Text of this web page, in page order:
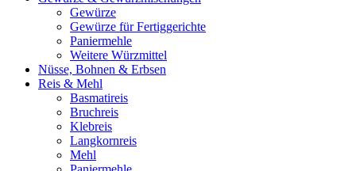
Gewürze
Gewürze für Fertiggerichte
Paniermehle
Weitere Würzmittel
Nüsse, Bohnen & Erbsen
Reis & Mehl
Basmatireis
Bruchreis
Klebreis
Langkornreis
Mehl